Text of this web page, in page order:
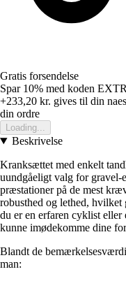
Gratis forsendelse
Spar 10% med koden
+233,20 kr. gives til din
din ordre
Loading...
Beskrivelse
Kranksættet med enkelt
uundgåeligt valg for gravel-
præstationer på de mest
robusthed og lethed,
du er en erfaren cyklist eller
kunne imødekomme dine
Blandt de
man: